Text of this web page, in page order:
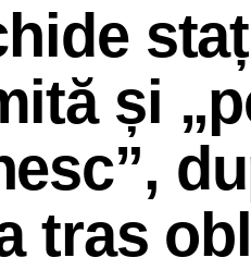
și
tras